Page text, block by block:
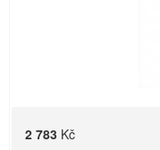
2 783 Kč